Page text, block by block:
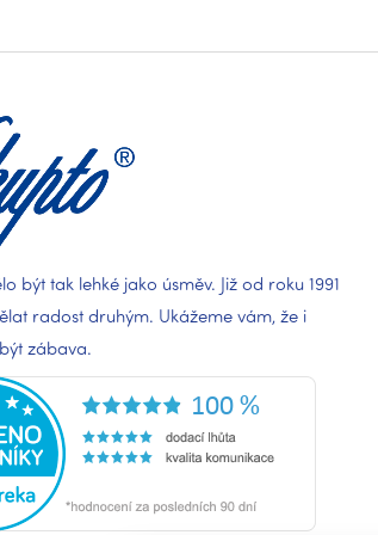
být tak lehké jako úsměv. Již od roku 1991
radost druhým. Ukážeme vám, že i
zábava.